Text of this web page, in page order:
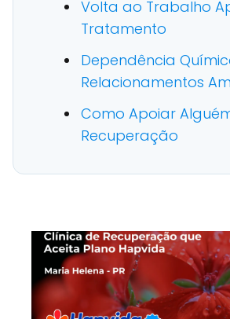
Volta ao Trabalho
Tratamento
Dependência
Relacionamentos
Como Apoiar
Recuperação